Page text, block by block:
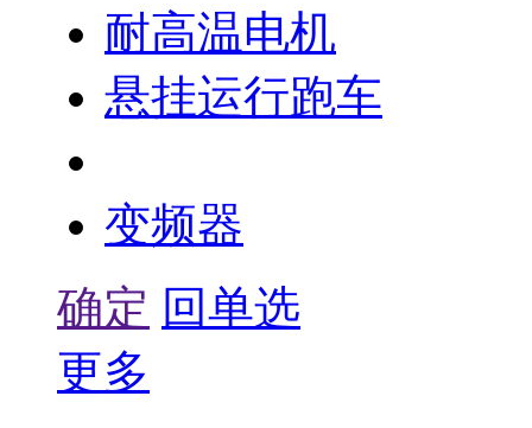
耐高温电机
悬挂运行跑车
变频器
确定 回单选
更多